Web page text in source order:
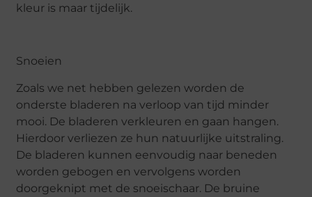
kleur is maar tijdelijk.
Snoeien
Zoals we net hebben gelezen worden de
onderste bladeren na verloop van tijd minder
mooi. De bladeren verkleuren en gaan hangen.
Hierdoor verliezen ze hun natuurlijke uitstraling.
De bladeren kunnen eenvoudig naar beneden
worden gebogen en vervolgens worden
doorgeknipt met de snoeischaar. De bruine